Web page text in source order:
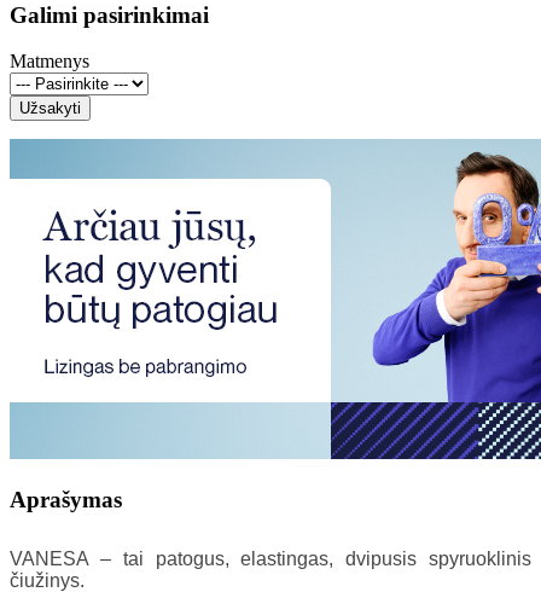
Galimi pasirinkimai
Matmenys
Užsakyti
Aprašymas
VANESA – tai patogus, elastingas, dvipusis spyruoklinis
čiužinys.